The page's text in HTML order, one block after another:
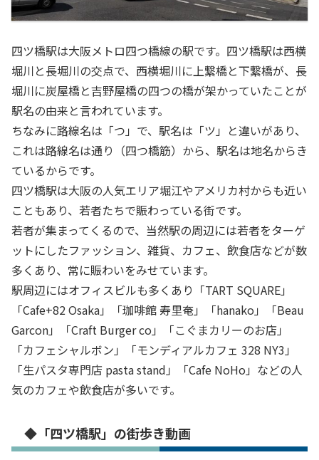
四ツ橋駅は大阪メトロ四つ橋線の駅です。四ツ橋駅は西横
堀川と長堀川の交点で、西横堀川に上繋橋と下繋橋が、長
堀川に炭屋橋と吉野屋橋の四つの橋が架かっていたことが
駅名の由来と言われています。
ちなみに路線名は「つ」で、駅名は「ツ」と違いがあり、
これは路線名は通り（四つ橋筋）から、駅名は地名からき
ているからです。
四ツ橋駅は大阪の人気エリア堀江やアメリカ村からも近い
こともあり、若者たちで賑わっている街です。
若者が集まってくるので、当然駅の周辺には若者をターゲ
ットにしたファッション、雑貨、カフェ、飲食店などが数
多くあり、常に賑わいをみせています。
駅周辺にはオフィスビルも多くあり「TART SQUARE」
「Cafe+82 Osaka」「珈啡館 寿里奄」「hanako」「Beau
Garcon」「Craft Burger co」「こぐまカリーのお店」
「カフェシャルボン」「モンディアルカフェ 328 NY3」
「生パスタ専門店 pasta stand」「Cafe NoHo」などの人
気のカフェや飲食店が多いです。
◆「四ツ橋駅」の街歩き動画